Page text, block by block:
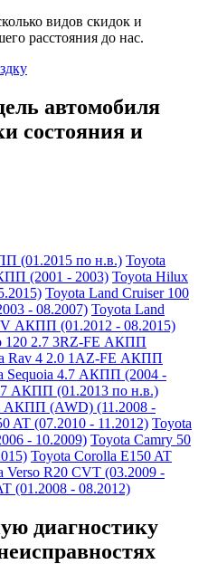
видов скидок и
расстояния до нас.
автомобиля
состояния и
(01.2015 по н.в.) Toyota
(2001 - 2003) Toyota Hilux
Toyota Land Cruiser 100
- 08.2007) Toyota Land
АКПП (01.2012 - 08.2015)
120 2.7 3RZ-FE АКПП
Rav 4 2.0 1AZ-FE АКПП
Sequoia 4.7 АКПП (2004 -
АКПП (01.2013 по н.в.)
АКПП (AWD) (11.2008 -
AT (07.2010 - 11.2012) Toyota
- 10.2009) Toyota Camry 50
Toyota Corolla E150 AT
Verso R20 CVT (03.2009 -
(01.2008 - 08.2012)
диагностику